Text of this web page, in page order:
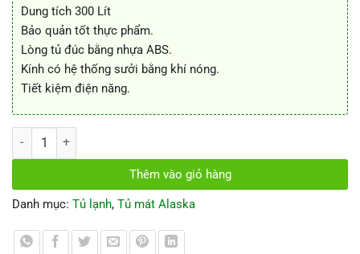
Dung tích 300 Lít
Bảo quản tốt thực phẩm.
Lòng tủ đúc bằng nhựa ABS.
Kính có hệ thống sưởi bằng khí nóng.
Tiết kiệm điện năng.
Tủ mát Alaska LC-433DB số lượng
Thêm vào giỏ hàng
Danh mục: Tủ lạnh, Tủ mát Alaska